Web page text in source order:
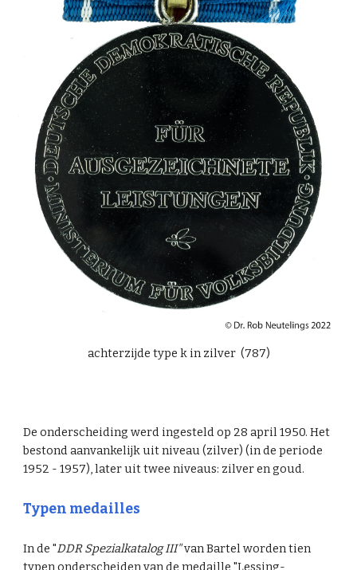
achterzijde type k in zilver (787)
De onderscheiding werd ingesteld op 28 april 1950. Het
bestond aanvankelijk uit niveau (zilver) (in de periode
1952 - 1957), later uit twee niveaus: zilver en goud.
Typen medailles
In de "DDR Spezialkatalog III"van Bartel wordentien
typen onderscheiden van de medaille "Lessing-